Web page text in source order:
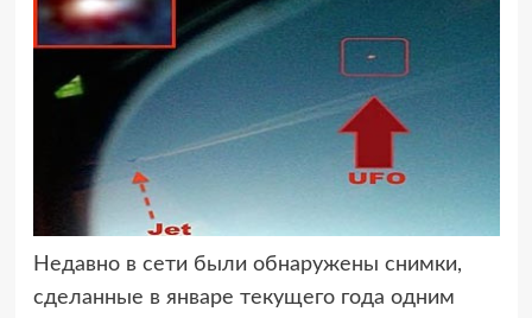
Недавно в сети были обнаружены снимки,
сделанные в январе текущего года одним